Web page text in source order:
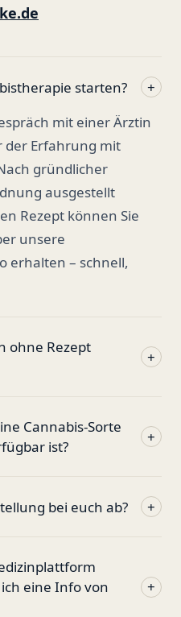
starten?
+
mit einer Ärztin
der Erfahrung mit
gründlicher
ausgestellt
Rezept können Sie
unsere
erhalten – schnell,
ohne Rezept
+
Cannabis-Sorte
ist?
+
bei euch ab? +
eine Info von
+